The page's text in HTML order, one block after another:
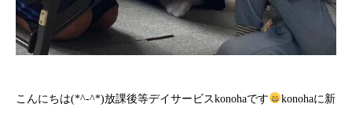
こんにちは(*^-^*)放課後等デイサービスkonohaです konohaに新